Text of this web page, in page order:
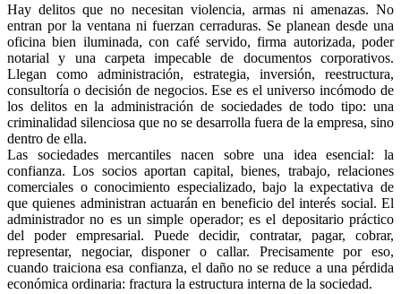
Facebook
Twitter
Whatsapp
Hay delitos que no necesitan violencia, armas ni amenazas. No
entran por la ventana ni fuerzan cerraduras. Se planean desde una
oficina bien iluminada, con café servido, firma autorizada, poder
notarial y una carpeta impecable de documentos corporativos.
Llegan como administración, estrategia, inversión, reestructura,
consultoría o decisión de negocios. Ese es el universo incómodo de
los delitos en la administración de sociedades de todo tipo: una
criminalidad silenciosa que no se desarrolla fuera de la empresa, sino
dentro de ella.
Las sociedades mercantiles nacen sobre una idea esencial: la
confianza. Los socios aportan capital, bienes, trabajo, relaciones
comerciales o conocimiento especializado, bajo la expectativa de
que quienes administran actuarán en beneficio del interés social. El
administrador no es un simple operador; es el depositario práctico
del poder empresarial. Puede decidir, contratar, pagar, cobrar,
representar, negociar, disponer o callar. Precisamente por eso,
cuando traiciona esa confianza, el daño no se reduce a una pérdida
económica ordinaria: fractura la estructura interna de la sociedad.